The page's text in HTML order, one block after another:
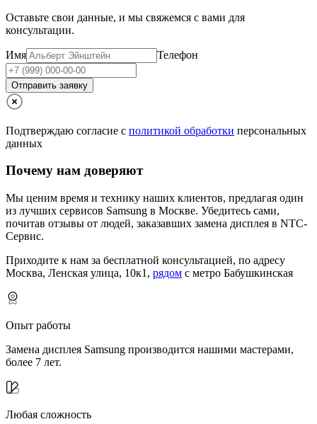
Оставьте свои данные, и мы свяжемся с вами для
консультации.
Имя Телефон
Отправить заявку
Подтверждаю согласие с политикой обработки персональных
данных
Почему нам доверяют
Мы ценим время и технику наших клиентов, предлагая один
из лучших сервисов Samsung в Москве. Убедитесь сами,
почитав отзывы от людей, заказавших замена дисплея в NTC-
Сервис.
Приходите к нам за бесплатной консультацией, по адресу
Москва, Ленская улица, 10к1, рядом с метро Бабушкинская
Опыт работы
Замена дисплея Samsung производится нашими мастерами,
более 7 лет.
Любая сложность